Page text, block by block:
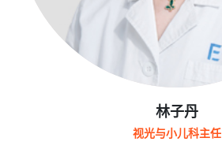
林子丹
视光与小儿科主任